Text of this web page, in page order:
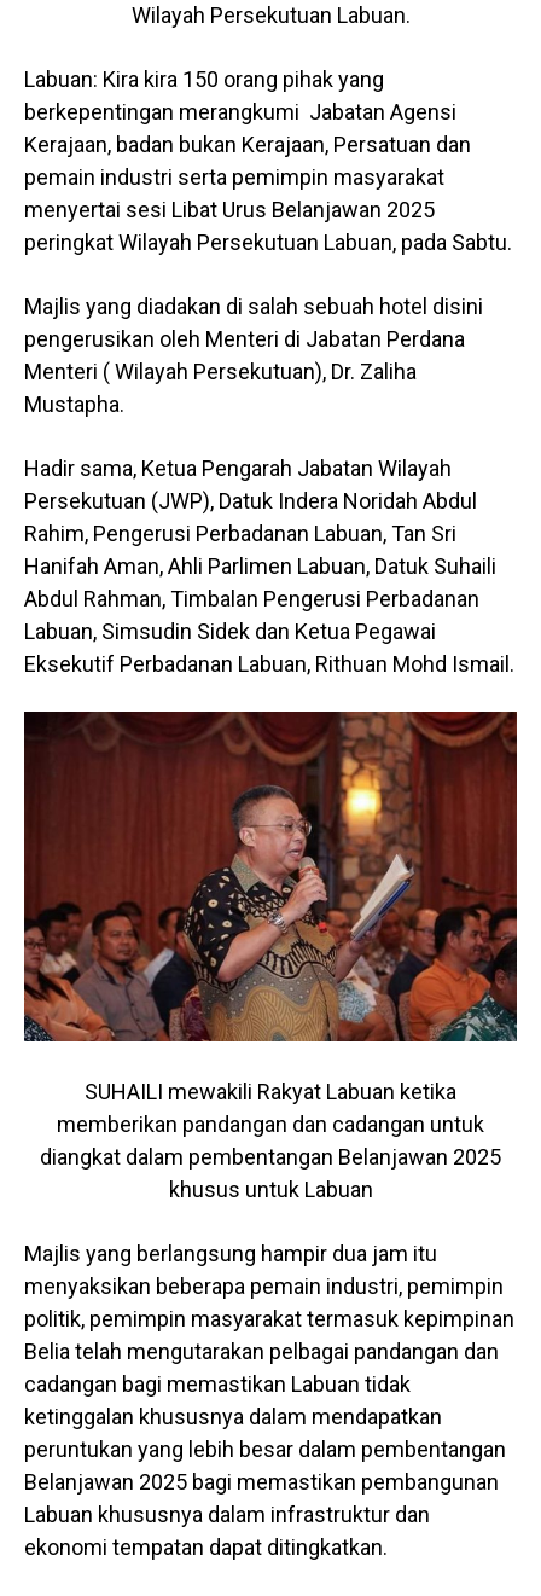
Wilayah Persekutuan Labuan.
Labuan: Kira kira 150 orang pihak yang
berkepentingan merangkumi Jabatan Agensi
Kerajaan, badan bukan Kerajaan, Persatuan dan
pemain industri serta pemimpin masyarakat
menyertai sesi Libat Urus Belanjawan 2025
peringkat Wilayah Persekutuan Labuan, pada Sabtu.
Majlis yang diadakan di salah sebuah hotel disini
pengerusikan oleh Menteri di Jabatan Perdana
Menteri ( Wilayah Persekutuan), Dr. Zaliha
Mustapha.
Hadir sama, Ketua Pengarah Jabatan Wilayah
Persekutuan (JWP), Datuk Indera Noridah Abdul
Rahim, Pengerusi Perbadanan Labuan, Tan Sri
Hanifah Aman, Ahli Parlimen Labuan, Datuk Suhaili
Abdul Rahman, Timbalan Pengerusi Perbadanan
Labuan, Simsudin Sidek dan Ketua Pegawai
Eksekutif Perbadanan Labuan, Rithuan Mohd Ismail.
SUHAILI mewakili Rakyat Labuan ketika
memberikan pandangan dan cadangan untuk
diangkat dalam pembentangan Belanjawan 2025
khusus untuk Labuan
Majlis yang berlangsung hampir dua jam itu
menyaksikan beberapa pemain industri, pemimpin
politik, pemimpin masyarakat termasuk kepimpinan
Belia telah mengutarakan pelbagai pandangan dan
cadangan bagi memastikan Labuan tidak
ketinggalan khususnya dalam mendapatkan
peruntukan yang lebih besar dalam pembentangan
Belanjawan 2025 bagi memastikan pembangunan
Labuan khususnya dalam infrastruktur dan
ekonomi tempatan dapat ditingkatkan.